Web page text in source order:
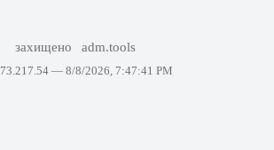
захищено adm.tools
— 8/8/2026, 7:47:41 PM